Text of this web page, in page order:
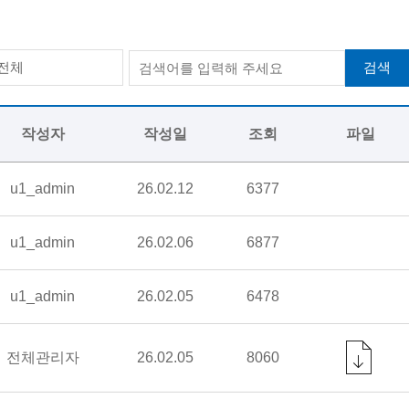
체 검색
작성자 작성일 조회 파일
u1_admin 26.02.12 6377
u1_admin 26.02.06 6877
u1_admin 26.02.05 6478
전체관리자 26.02.05 8060